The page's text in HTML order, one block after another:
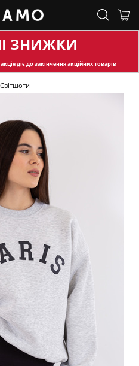
ЗНИЖКИ
діє до закінчення акційних товарів
Світшоти